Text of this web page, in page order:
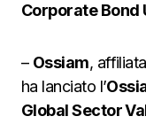
Corporate Bond
– Ossiam,
ha lanciato l’
Global Sector